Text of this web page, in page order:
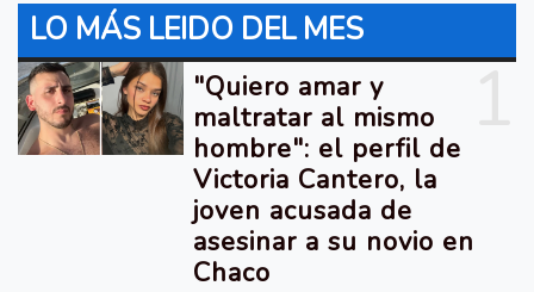
LO MÁS LEIDO DEL MES
"Quiero amar y
maltratar al mismo
hombre": el perfil de
Victoria Cantero, la
joven acusada de
asesinar a su novio en
Chaco